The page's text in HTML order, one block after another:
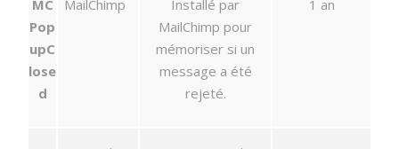
MC
Pop
upC
lose
d
MailChimp
Installé par
MailChimp pour
mémoriser si un
message a été
rejeté.
1 an